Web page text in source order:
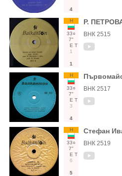
4
Н
33○
7"
Е Т
1
1
Р.
ВНК 2515
Н
33○
7"
Е Т
3
4
ВНК 2517
Н
33○
7"
Е Т
6
5
Стефан
ВНК 2519